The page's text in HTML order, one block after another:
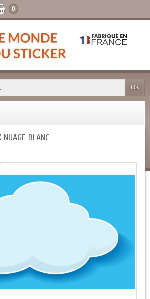
OK
0
NUAGE BLANC